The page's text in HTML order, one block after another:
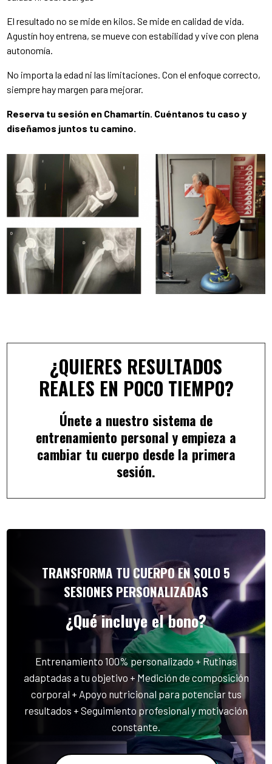
El resultado no se mide en kilos. Se mide en calidad de vida.
Agustín hoy entrena, se mueve con estabilidad y vive con plena
autonomía.
No importa la edad ni las limitaciones. Con el enfoque correcto,
siempre hay margen para mejorar.
Reserva tu sesión en Chamartín. Cuéntanos tu caso y
diseñamos juntos tu camino.
¿QUIERES RESULTADOS
REALES EN POCO TIEMPO?
Únete a nuestro sistema de
entrenamiento personal y empieza a
cambiar tu cuerpo desde la primera
sesión.
TRANSFORMA TU CUERPO EN SOLO 5
SESIONES PERSONALIZADAS
¿Qué incluye el bono?
Entrenamiento 100% personalizado + Rutinas
adaptadas a tu objetivo + Medición de composición
corporal + Apoyo nutricional para potenciar tus
resultados + Seguimiento profesional y motivación
constante.